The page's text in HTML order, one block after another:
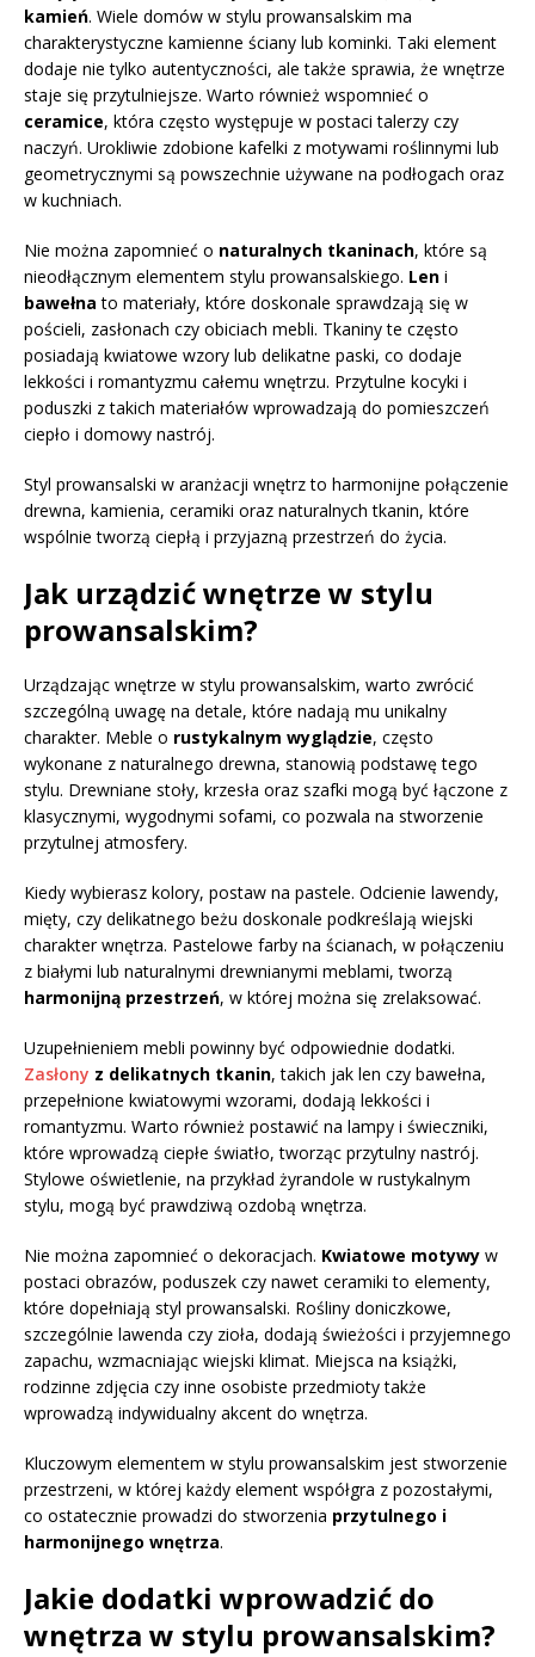
kamień. Wiele domów w stylu prowansalskim ma
charakterystyczne kamienne ściany lub kominki. Taki element
dodaje nie tylko autentyczności, ale także sprawia, że wnętrze
staje się przytulniejsze. Warto również wspomnieć o
ceramice, która często występuje w postaci talerzy czy
naczyń. Urokliwie zdobione kafelki z motywami roślinnymi lub
geometrycznymi są powszechnie używane na podłogach oraz
w kuchniach.
Nie można zapomnieć o naturalnych tkaninach, które są
nieodłącznym elementem stylu prowansalskiego. Len i
bawełna to materiały, które doskonale sprawdzają się w
pościeli, zasłonach czy obiciach mebli. Tkaniny te często
posiadają kwiatowe wzory lub delikatne paski, co dodaje
lekkości i romantyzmu całemu wnętrzu. Przytulne kocyki i
poduszki z takich materiałów wprowadzają do pomieszczeń
ciepło i domowy nastrój.
Styl prowansalski w aranżacji wnętrz to harmonijne połączenie
drewna, kamienia, ceramiki oraz naturalnych tkanin, które
wspólnie tworzą ciepłą i przyjazną przestrzeń do życia.
Jak urządzić wnętrze w stylu
prowansalskim?
Urządzając wnętrze w stylu prowansalskim, warto zwrócić
szczególną uwagę na detale, które nadają mu unikalny
charakter. Meble o rustykalnym wyglądzie, często
wykonane z naturalnego drewna, stanowią podstawę tego
stylu. Drewniane stoły, krzesła oraz szafki mogą być łączone z
klasycznymi, wygodnymi sofami, co pozwala na stworzenie
przytulnej atmosfery.
Kiedy wybierasz kolory, postaw na pastele. Odcienie lawendy,
mięty, czy delikatnego beżu doskonale podkreślają wiejski
charakter wnętrza. Pastelowe farby na ścianach, w połączeniu
z białymi lub naturalnymi drewnianymi meblami, tworzą
harmonijną przestrzeń, w której można się zrelaksować.
Uzupełnieniem mebli powinny być odpowiednie dodatki.
Zasłony z delikatnych tkanin, takich jak len czy bawełna,
przepełnione kwiatowymi wzorami, dodają lekkości i
romantyzmu. Warto również postawić na lampy i świeczniki,
które wprowadzą ciepłe światło, tworząc przytulny nastrój.
Stylowe oświetlenie, na przykład żyrandole w rustykalnym
stylu, mogą być prawdziwą ozdobą wnętrza.
Nie można zapomnieć o dekoracjach. Kwiatowe motywy w
postaci obrazów, poduszek czy nawet ceramiki to elementy,
które dopełniają styl prowansalski. Rośliny doniczkowe,
szczególnie lawenda czy zioła, dodają świeżości i przyjemnego
zapachu, wzmacniając wiejski klimat. Miejsca na książki,
rodzinne zdjęcia czy inne osobiste przedmioty także
wprowadzą indywidualny akcent do wnętrza.
Kluczowym elementem w stylu prowansalskim jest stworzenie
przestrzeni, w której każdy element współgra z pozostałymi,
co ostatecznie prowadzi do stworzenia przytulnego i
harmonijnego wnętrza.
Jakie dodatki wprowadzić do
wnętrza w stylu prowansalskim?